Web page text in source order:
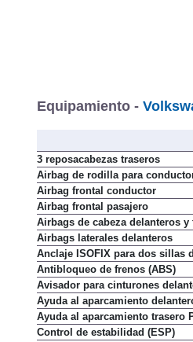
Equipamiento -
3 reposacabezas traseros
Airbag de rodilla para conductor
Airbag frontal conductor
Airbag frontal pasajero
Airbags de cabeza delanteros y
Airbags laterales delanteros
Anclaje ISOFIX para dos sillas
Antibloqueo de frenos (ABS)
Avisador para cinturones
Ayuda al aparcamiento
Ayuda al aparcamiento trasero